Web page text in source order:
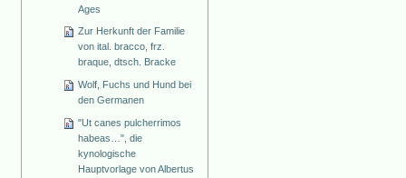
Ages
Zur Herkunft der Familie
von ital. bracco, frz.
braque, dtsch. Bracke
Wolf, Fuchs und Hund bei
den Germanen
"Ut canes pulcherrimos
habeas…", die
kynologische
Hauptvorlage von Albertus